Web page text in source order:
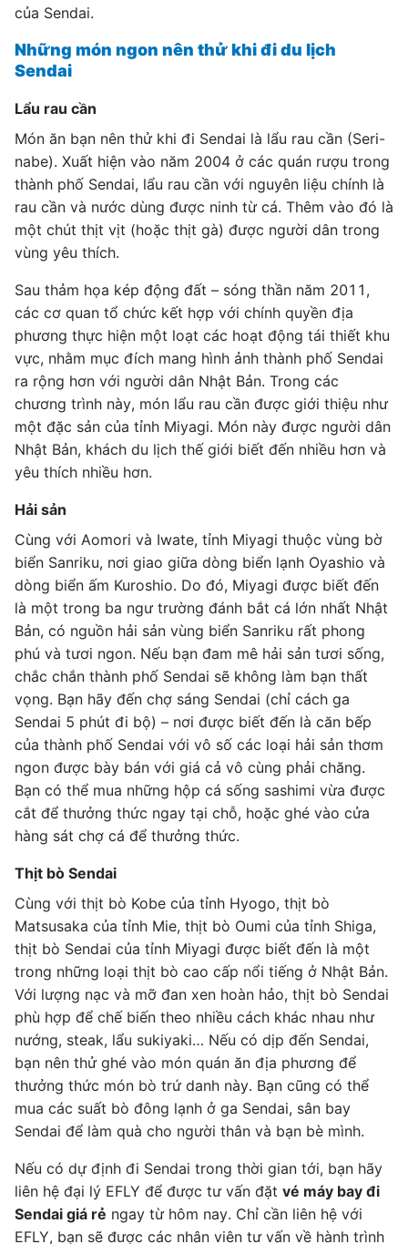
của Sendai.
Những món ngon nên thử khi đi du lịch
Sendai
Lẩu rau cần
Món ăn bạn nên thử khi đi Sendai là lẩu rau cần (Seri-
nabe). Xuất hiện vào năm 2004 ở các quán rượu trong
thành phố Sendai, lẩu rau cần với nguyên liệu chính là
rau cần và nước dùng được ninh từ cá. Thêm vào đó là
một chút thịt vịt (hoặc thịt gà) được người dân trong
vùng yêu thích.
Sau thảm họa kép động đất – sóng thần năm 2011,
các cơ quan tổ chức kết hợp với chính quyền địa
phương thực hiện một loạt các hoạt động tái thiết khu
vực, nhằm mục đích mang hình ảnh thành phố Sendai
ra rộng hơn với người dân Nhật Bản. Trong các
chương trình này, món lẩu rau cần được giới thiệu như
một đặc sản của tỉnh Miyagi. Món này được người dân
Nhật Bản, khách du lịch thế giới biết đến nhiều hơn và
yêu thích nhiều hơn.
Hải sản
Cùng với Aomori và Iwate, tỉnh Miyagi thuộc vùng bờ
biển Sanriku, nơi giao giữa dòng biển lạnh Oyashio và
dòng biển ấm Kuroshio. Do đó, Miyagi được biết đến
là một trong ba ngư trường đánh bắt cá lớn nhất Nhật
Bản, có nguồn hải sản vùng biển Sanriku rất phong
phú và tươi ngon. Nếu bạn đam mê hải sản tươi sống,
chắc chắn thành phố Sendai sẽ không làm bạn thất
vọng. Bạn hãy đến chợ sáng Sendai (chỉ cách ga
Sendai 5 phút đi bộ) – nơi được biết đến là căn bếp
của thành phố Sendai với vô số các loại hải sản thơm
ngon được bày bán với giá cả vô cùng phải chăng.
Bạn có thể mua những hộp cá sống sashimi vừa được
cắt để thưởng thức ngay tại chỗ, hoặc ghé vào cửa
hàng sát chợ cá để thưởng thức.
Thịt bò Sendai
Cùng với thịt bò Kobe của tỉnh Hyogo, thịt bò
Matsusaka của tỉnh Mie, thịt bò Oumi của tỉnh Shiga,
thịt bò Sendai của tỉnh Miyagi được biết đến là một
trong những loại thịt bò cao cấp nổi tiếng ở Nhật Bản.
Với lượng nạc và mỡ đan xen hoàn hảo, thịt bò Sendai
phù hợp để chế biến theo nhiều cách khác nhau như
nướng, steak, lẩu sukiyaki… Nếu có dịp đến Sendai,
bạn nên thử ghé vào món quán ăn địa phương để
thưởng thức món bò trứ danh này. Bạn cũng có thể
mua các suất bò đông lạnh ở ga Sendai, sân bay
Sendai để làm quà cho người thân và bạn bè mình.
Nếu có dự định đi Sendai trong thời gian tới, bạn hãy
liên hệ đại lý EFLY để được tư vấn đặt vé máy bay đi
Sendai giá rẻ ngay từ hôm nay. Chỉ cần liên hệ với
EFLY, bạn sẽ được các nhân viên tư vấn về hành trình